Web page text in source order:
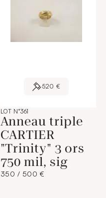
520 €
LOT N°361
Anneau triple
CARTIER
"Trinity" 3 ors
750 mil, sig
350 / 500 €